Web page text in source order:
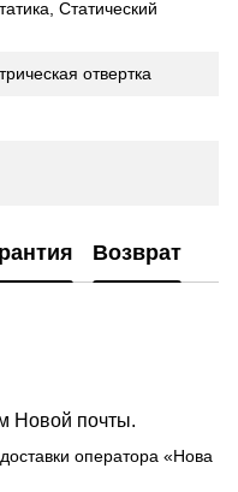
Статический
отвертка
Возврат
Новой почты.
оператора «Нова